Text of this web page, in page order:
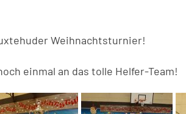
Weihnachtsturnier!
einmal an das tolle Helfer-Team!